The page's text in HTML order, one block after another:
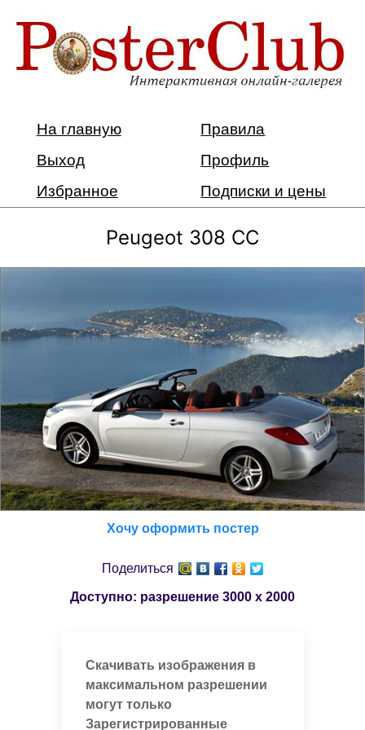
На главную
Правила
Выход
Профиль
Избранное
Подписки и цены
Peugeot 308 CC
Хочу оформить постер
Поделиться
Доступно: разрешение 3000 x 2000
Скачивать изображения в
максимальном разрешении
могут только
Зарегистрированные